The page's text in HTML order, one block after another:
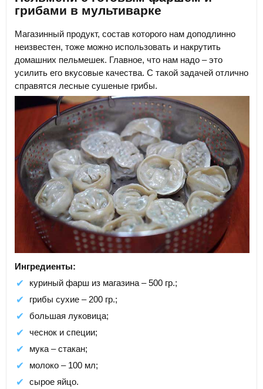
грибами в мультиварке
Магазинный продукт, состав которого нам доподлинно
неизвестен, тоже можно использовать и накрутить
домашних пельмешек. Главное, что нам надо – это
усилить его вкусовые качества. С такой задачей отлично
справятся лесные сушеные грибы.
Ингредиенты:
куриный фарш из магазина – 500 гр.;
грибы сухие – 200 гр.;
большая луковица;
чеснок и специи;
мука – стакан;
молоко – 100 мл;
сырое яйцо.